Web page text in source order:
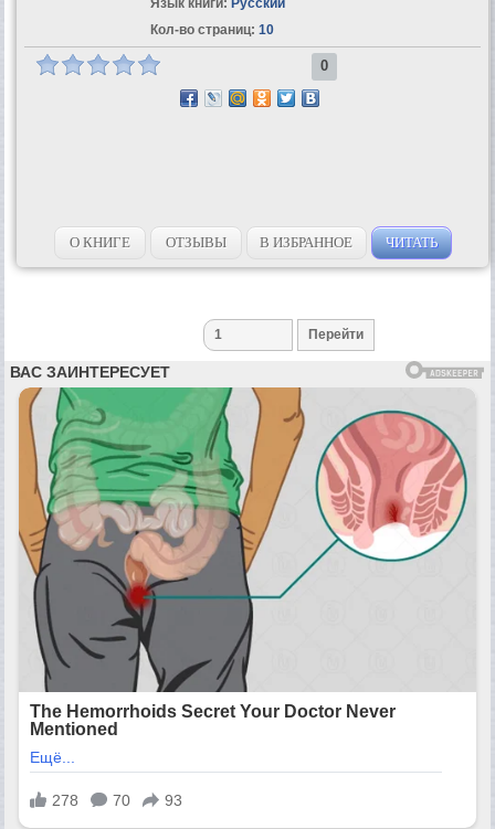
Язык книги: Русский
Кол-во страниц: 10
0
О КНИГЕ ОТЗЫВЫ В ИЗБРАННОЕ ЧИТАТЬ